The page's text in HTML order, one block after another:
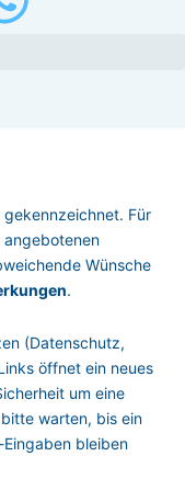
s
a
p
p
Für
angebotenen
Wünsche
.
(Datenschutz,
öffnet ein neues
um eine
warten, bis ein
bleiben